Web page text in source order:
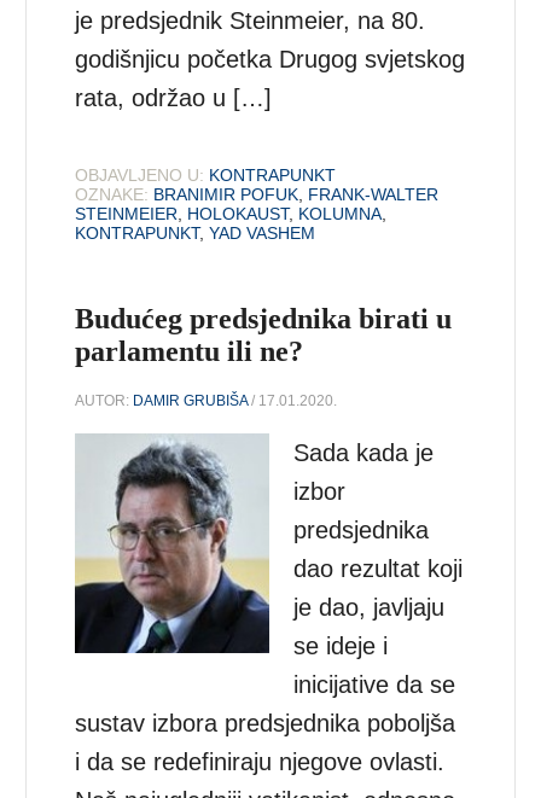
je predsjednik Steinmeier, na 80.
godišnjicu početka Drugog svjetskog
rata, održao u […]
OBJAVLJENO U: KONTRAPUNKT
OZNAKE: BRANIMIR POFUK FRANK-WALTER
STEINMEIER
HOLOKAUST, KOLUMNA
KONTRAPUNKT,YAD VASHEM
Budućeg predsjednika birati u
parlamentu ili ne?
AUTOR: DAMIR GRUBIŠA/ 17.01.2020.
Sada kada je
izbor
predsjednika
dao rezultat koji
je dao, javljaju
se ideje i
inicijative da se
sustav izbora predsjednika poboljša
i da se redefiniraju njegove ovlasti.